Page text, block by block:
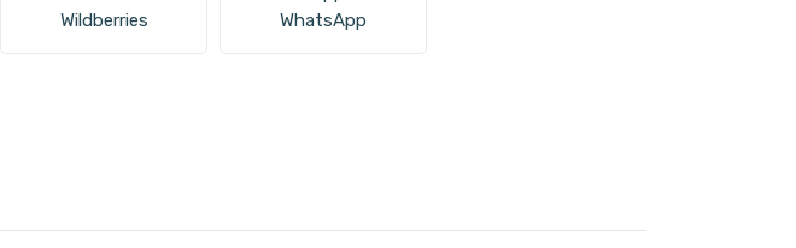
Wildberries WhatsApp